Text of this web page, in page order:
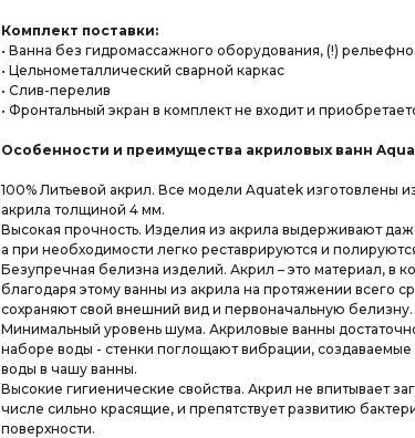
Комплект поставки:
• Ванна без гидромассажного оборудования, (!)
• Цельнометаллический сварной каркас
• Слив-перелив
• Фронтальный экран в комплект не входит и
Особенности и преимущества акриловых ванн
100% Литьевой акрил. Все модели Aquatek изготовлены
акрила толщиной 4 мм.
Высокая прочность. Изделия из акрила выдерживают
а при необходимости легко реставрируются и
Безупречная белизна изделий. Акрил – это материал, в
благодаря этому ванны из акрила на протяжении всего
сохраняют свой внешний вид и первоначальную белизну.
Минимальный уровень шума. Акриловые ванны
наборе воды - стенки поглощают вибрации,
воды в чашу ванны.
Высокие гигиенические свойства. Акрил не впитывает
числе сильно красящие, и препятствует развитию
поверхности.